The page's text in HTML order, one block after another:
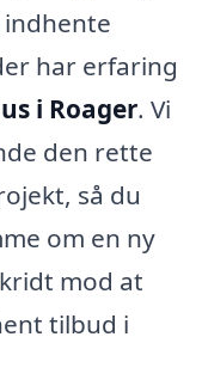
har erfaring
i Roager. Vi
den rette
så du
om en ny
mod at
tilbud i